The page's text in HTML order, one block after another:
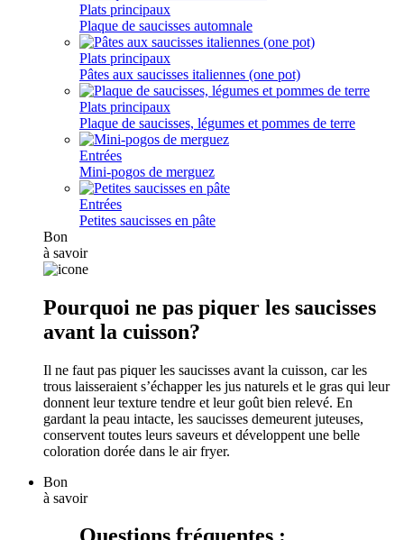
Plats principaux
Plaque de saucisses automnale
Plats principaux
Pâtes aux saucisses italiennes (one pot)
Plats principaux
Plaque de saucisses, légumes et pommes de terre
Entrées
Mini-pogos de merguez
Entrées
Petites saucisses en pâte
Bon
à savoir
Pourquoi ne pas piquer les saucisses
avant la cuisson?
Il ne faut pas piquer les saucisses avant la cuisson, car les
trous laisseraient s’échapper les jus naturels et le gras qui leur
donnent leur texture tendre et leur goût bien relevé. En
gardant la peau intacte, les saucisses demeurent juteuses,
conservent toutes leurs saveurs et développent une belle
coloration dorée dans le air fryer.
Bon
à savoir